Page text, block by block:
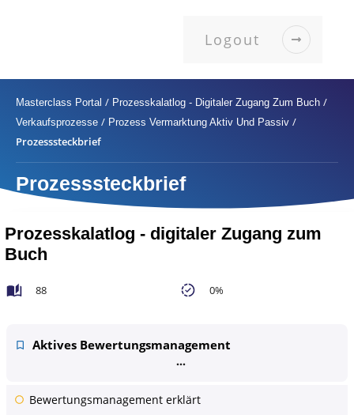
Logout
Masterclass Portal / Prozesskalatlog - Digitaler Zugang Zum Buch /
Verkaufsprozesse / Prozess Vermarktung Aktiv Und Passiv /
Prozesssteckbrief
Prozesssteckbrief
Prozesskalatlog - digitaler Zugang zum
Buch
88 0%
Aktives Bewertungsmanagement
Bewertungsmanagement erklärt